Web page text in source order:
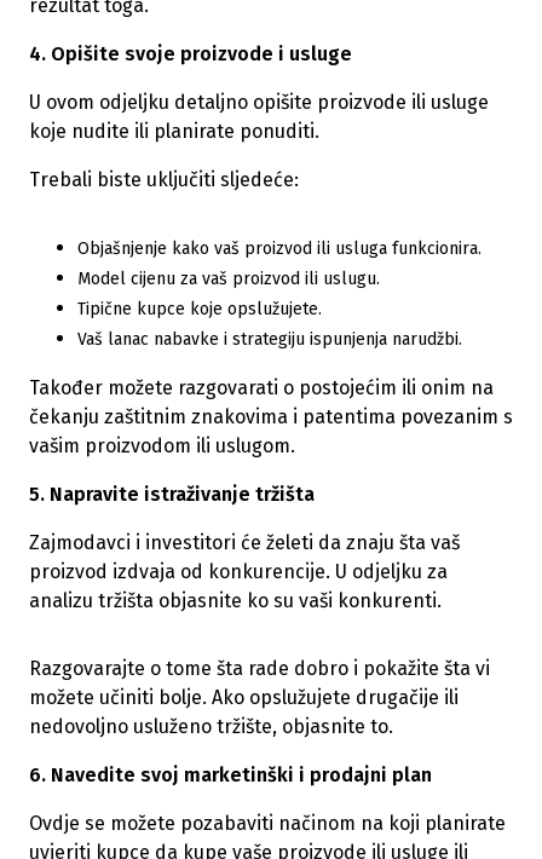
rezultat toga.
4. Opišite svoje proizvode i usluge
U ovom odjeljku detaljno opišite proizvode ili usluge
koje nudite ili planirate ponuditi.
Trebali biste uključiti sljedeće:
Objašnjenje kako vaš proizvod ili usluga funkcionira.
Model cijenu za vaš proizvod ili uslugu.
Tipične kupce koje opslužujete.
Vaš lanac nabavke i strategiju ispunjenja narudžbi.
Također možete razgovarati o postojećim ili onim na
čekanju zaštitnim znakovima i patentima povezanim s
vašim proizvodom ili uslugom.
5. Napravite istraživanje tržišta
Zajmodavci i investitori će želeti da znaju šta vaš
proizvod izdvaja od konkurencije. U odjeljku za
analizu tržišta objasnite ko su vaši konkurenti.
Razgovarajte o tome šta rade dobro i pokažite šta vi
možete učiniti bolje. Ako opslužujete drugačije ili
nedovoljno usluženo tržište, objasnite to.
6. Navedite svoj marketinški i prodajni plan
Ovdje se možete pozabaviti načinom na koji planirate
uvjeriti kupce da kupe vaše proizvode ili usluge ili